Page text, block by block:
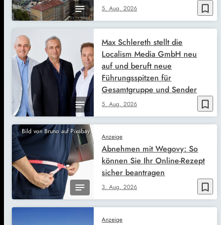
bookmark_border
5. Aug. 2026
bookmark_border
5. Aug. 2026
Max Schlereth stellt die
Localism Media GmbH neu
auf und beruft neue
Führungsspitzen für
Gesamtgruppe und Sender
Bild von Bruno auf Pixabay
bookmark_border
Anzeige
3. Aug. 2026
Abnehmen mit Wegovy: So
können Sie Ihr Online-Rezept
sicher beantragen
Anzeige